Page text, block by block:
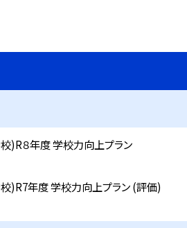
)R８年度 学校力向上プラン
)R7年度 学校力向上プラン (評価)